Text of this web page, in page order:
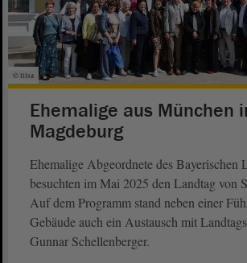
© ltlsa
Ehemalige aus München
Magdeburg
Ehemalige Abgeordnete des Bayerischen
besuchten im Mai 2025 den Landtag von
Auf dem Programm stand neben einer
Gebäude auch ein Austausch mit
Gunnar Schellenberger.